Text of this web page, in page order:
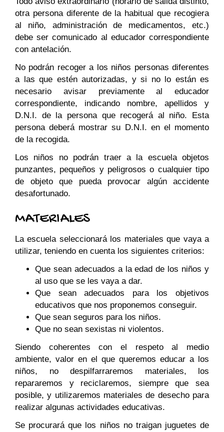
otra persona diferente de la habitual que recogiera
al niño, administración de medicamentos, etc.)
debe ser comunicado al educador correspondiente
con antelación.
No podrán recoger a los niños personas diferentes
a las que estén autorizadas, y si no lo están es
necesario avisar previamente al educador
correspondiente, indicando nombre, apellidos y
D.N.I. de la persona que recogerá al niño. Esta
persona deberá mostrar su D.N.I. en el momento
de la recogida.
Los niños no podrán traer a la escuela objetos
punzantes, pequeños y peligrosos o cualquier tipo
de objeto que pueda provocar algún accidente
desafortunado.
MATERIALES
La escuela seleccionará los materiales que vaya a
utilizar, teniendo en cuenta los siguientes criterios:
Que sean adecuados a la edad de los niños y
al uso que se les vaya a dar.
Que sean adecuados para los objetivos
educativos que nos proponemos conseguir.
Que sean seguros para los niños.
Que no sean sexistas ni violentos.
Siendo coherentes con el respeto al medio
ambiente, valor en el que queremos educar a los
niños, no despilfarraremos materiales, los
repararemos y reciclaremos, siempre que sea
posible, y utilizaremos materiales de desecho para
realizar algunas actividades educativas.
Se procurará que los niños no traigan juguetes de